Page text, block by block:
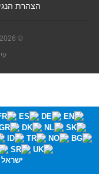
הצהרת
© 2026 - הפטריה. כל הזכויות שמורות.